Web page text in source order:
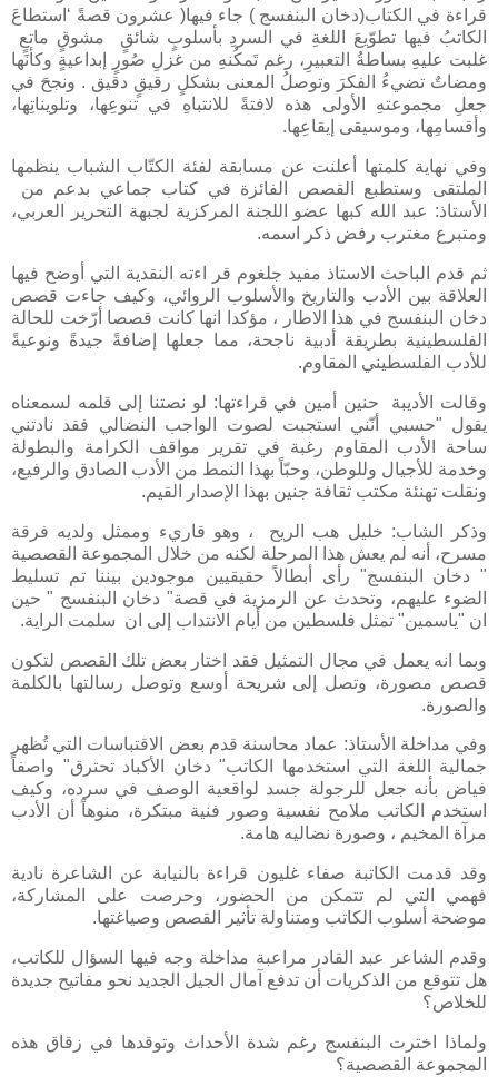
قراءة في الكتاب(دخان البنفسج ) جاء فيها( عشرون قصةً ‘استطاعَ
الكاتبُ فيها تطوّيعَ اللغةِ في السردِ بأسلوبٍ شائقٍ مشوقٍ ماتعٍ
غلبت عليهِ بساطةُ التعبيرِ، رغم تَمكُنهِ من غزلِ صُورٍ إبداعيةٍ وكأنَها
ومضاتٌ تضيءُ الفكرَ وتوصلُ المعنى بشكلٍ رقيقٍ دقيق . ونجحَ في
جعلِ مجموعتهِ الأولى هذه لافتةً للانتباهِ في تنوعِها، وتلويناتِها،
وأقسامِها، وموسيقى إيقاعِها.
وفي نهاية كلمتها أعلنت عن مسابقة لفئة الكتّاب الشباب ينظمها
الملتقى وستطبع القصص الفائزة في كتاب جماعي بدعم من
الأستاذ: عبد الله كبها عضو اللجنة المركزية لجبهة التحرير العربي،
ومتبرع مغترب رفض ذكر اسمه.
ثم قدم الباحث الاستاذ مفيد جلغوم قر اءته النقدية التي أوضح فيها
العلاقة بين الأدب والتاريخ والأسلوب الروائي، وكيف جاءت قصص
دخان البنفسج في هذا الاطار ، مؤكدا انها كانت قصصا أرّخت للحالة
الفلسطينية بطريقة أدبية ناجحة، مما جعلها إضافةً جيدةً ونوعيةً
للأدب الفلسطيني المقاوم.
وقالت الأديبة حنين أمين في قراءتها: لو نصتنا إلى قلمه لسمعناه
يقول "حسبي أنّني استجبت لصوت الواجب النضالي فقد نادتني
ساحة الأدب المقاوم رغبة في تقرير مواقف الكرامة والبطولة
وخدمة للأجيال وللوطن، وحبّاً بهذا النمط من الأدب الصادق والرفيع،
ونقلت تهنئة مكتب ثقافة جنين بهذا الإصدار القيم.
وذكر الشاب: خليل هب الريح ، وهو قاريء وممثل ولديه فرقة
مسرح، أنه لم يعش هذا المرحلة لكنه من خلال المجموعة القصصية
" دخان البنفسج" رأى أبطالاً حقيقيين موجودين بيننا تم تسليط
الضوء عليهم، وتحدث عن الرمزية في قصة" دخان البنفسج " حين
ان "ياسمين" تمثل فلسطين من أيام الانتداب إلى ان سلمت الراية.
وبما انه يعمل في مجال التمثيل فقد اختار بعض تلك القصص لتكون
قصص مصورة، وتصل إلى شريحة أوسع وتوصل رسالتها بالكلمة
والصورة.
وفي مداخلة الأستاذ: عماد محاسنة قدم بعض الاقتباسات التي تُظهر
جمالية اللغة التي استخدمها الكاتب" دخان الأكباد تحترق" واصفاً
فياض بأنه جعل للرجولة جسد لواقعية الوصف في سرده، وكيف
استخدم الكاتب ملامح نفسية وصور فنية مبتكرة، منوهاً أن الأدب
مرآة المخيم ، وصورة نضاليه هامة.
وقد قدمت الكاتبة صفاء غليون قراءة بالنيابة عن الشاعرة نادية
فهمي التي لم تتمكن من الحضور، وحرصت على المشاركة،
موضحة أسلوب الكاتب ومتناولة تأثير القصص وصياغتها.
وقدم الشاعر عبد القادر مراعبة مداخلة وجه فيها السؤال للكاتب،
هل تتوقع من الذكريات أن تدفع آمال الجيل الجديد نحو مفاتيح جديدة
للخلاص؟
ولماذا اخترت البنفسج رغم شدة الأحداث وتوقدها في زقاق هذه
المجموعة القصصية؟